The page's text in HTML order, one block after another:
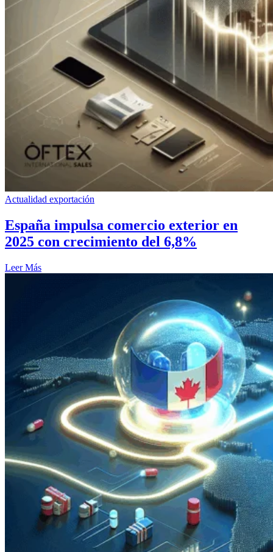
Actualidad exportación
España impulsa comercio exterior en
2025 con crecimiento del 6,8%
Leer Más